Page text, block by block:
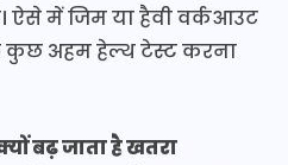
ऐसे में जिम या हैवी वर्कआउट
अहम हेल्थ टेस्ट करना
बढ़ जाता है खतरा